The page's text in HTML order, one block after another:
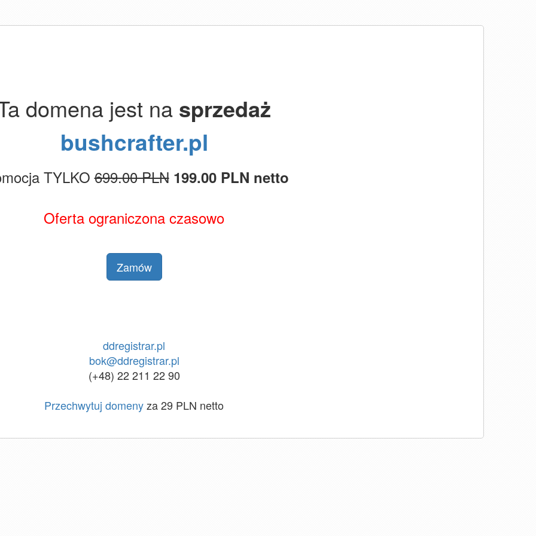
domena jest na sprzedaż
bushcrafter.pl
TYLKO699.00 PLN 199.00 PLN netto
Oferta ograniczona czasowo
Zamów
ddregistrar.pl
bok@ddregistrar.pl
(+48) 22 211 22 90
Przechwytuj domenyza 29 PLN netto